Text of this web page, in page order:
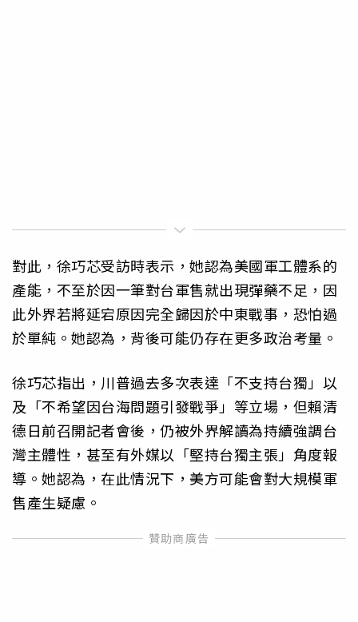
對此，徐巧芯受訪時表示，她認為美國軍工體系的
產能，不至於因一筆對台軍售就出現彈藥不足，因
此外界若將延宕原因完全歸因於中東戰事，恐怕過
於單純。她認為，背後可能仍存在更多政治考量。
徐巧芯指出，川普過去多次表達「不支持台獨」以
及「不希望因台海問題引發戰爭」等立場，但賴清
德日前召開記者會後，仍被外界解讀為持續強調台
灣主體性，甚至有外媒以「堅持台獨主張」角度報
導。她認為，在此情況下，美方可能會對大規模軍
售產生疑慮。